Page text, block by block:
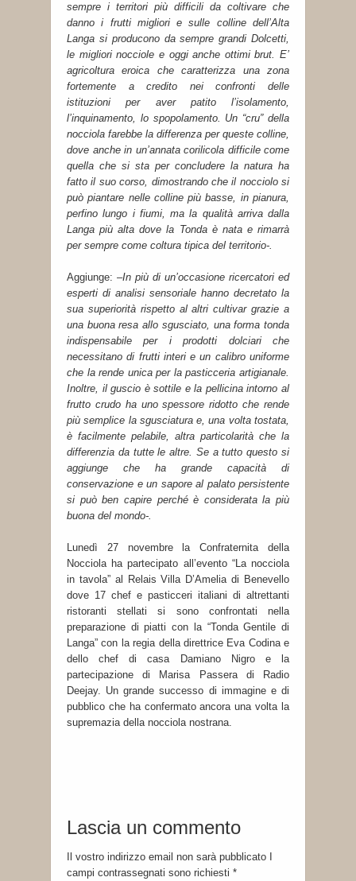
sempre i territori più difficili da coltivare che
danno i frutti migliori e sulle colline dell’Alta
Langa si producono da sempre grandi Dolcetti,
le migliori nocciole e oggi anche ottimi brut. E’
agricoltura eroica che caratterizza una zona
fortemente a credito nei confronti delle
istituzioni per aver patito l’isolamento,
l’inquinamento, lo spopolamento. Un “cru” della
nocciola farebbe la differenza per queste colline,
dove anche in un’annata corilicola difficile come
quella che si sta per concludere la natura ha
fatto il suo corso, dimostrando che il nocciolo si
può piantare nelle colline più basse, in pianura,
perfino lungo i fiumi, ma la qualità arriva dalla
Langa più alta dove la Tonda è nata e rimarrà
per sempre come coltura tipica del territorio-.
Aggiunge: –In più di un’occasione ricercatori ed
esperti di analisi sensoriale hanno decretato la
sua superiorità rispetto al altri cultivar grazie a
una buona resa allo sgusciato, una forma tonda
indispensabile per i prodotti dolciari che
necessitano di frutti interi e un calibro uniforme
che la rende unica per la pasticceria artigianale.
Inoltre, il guscio è sottile e la pellicina intorno al
frutto crudo ha uno spessore ridotto che rende
più semplice la sgusciatura e, una volta tostata,
è facilmente pelabile, altra particolarità che la
differenzia da tutte le altre. Se a tutto questo si
aggiunge che ha grande capacità di
conservazione e un sapore al palato persistente
si può ben capire perché è considerata la più
buona del mondo-.
Lunedì 27 novembre la Confraternita della
Nocciola ha partecipato all’evento “La nocciola
in tavola” al Relais Villa D’Amelia di Benevello
dove 17 chef e pasticceri italiani di altrettanti
ristoranti stellati si sono confrontati nella
preparazione di piatti con la “Tonda Gentile di
Langa” con la regia della direttrice Eva Codina e
dello chef di casa Damiano Nigro e la
partecipazione di Marisa Passera di Radio
Deejay. Un grande successo di immagine e di
pubblico che ha confermato ancora una volta la
supremazia della nocciola nostrana.
Lascia un commento
Il vostro indirizzo email non sarà pubblicato I
campi contrassegnati sono richiesti *